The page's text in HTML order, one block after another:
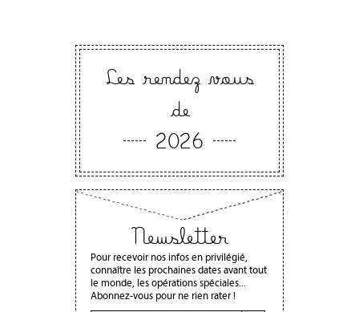
Les rendez vous
de
2026
Newsletter
Pour recevoir nos infos en privilégié,
connaître les prochaines dates avant tout
le monde, les opérations spéciales...
Abonnez-vous pour ne rien rater !